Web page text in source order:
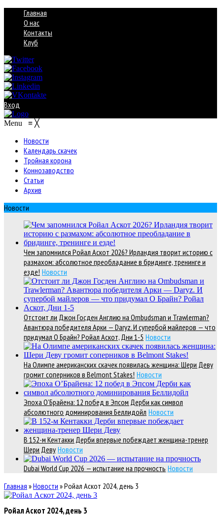
Главная
О нас
Контакты
Клуб
Вход
Menu ≡ ╳
Новости
Календарь скачек
Тройная корона
Коннозаводство
Статьи
Архив
Новости
Чем запомнился Ройал Аскот 2026? Ирландия творит историю с
размахом: абсолютное преобладание в бридинге, тренинге и
езде! Новости
Отстоит ли Джон Госден Англию на Ombudsman и Trawlerman?
Авантюра победителя Арки — Daryz. И супербой майлеров — что
придумал О Брайн? Ройал Аскот, Дни 1-5 Новости
На Олимпе американских скачек появилась женщина: Шери Деву
громит соперников в Belmont Stakes! Новости
Эпоха О’Брайена: 12 побед в Эпсом Дерби как символ
абсолютного доминирования Беллидойл Новости
В 152-м Кентакки Дерби впервые побеждает женщина-тренер
Шери Деву Новости
Dubai World Cup 2026 — испытание на прочность Новости
Главная »Новости »Ройал Аскот 2024, день 3
Ройал Аскот 2024, день 3